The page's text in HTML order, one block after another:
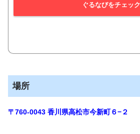
ぐるなびをチェック
場所
〒760-0043 香川県高松市今新町６−２